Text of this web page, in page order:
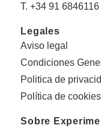
T. +34 91 6846116
Legales
Aviso legal
Condiciones
Politica de
Política de cookies
Sobre